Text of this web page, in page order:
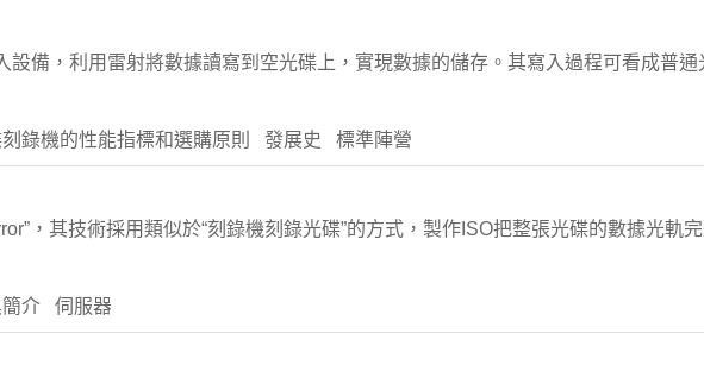
設備，利用雷射將數據讀寫到空光碟上，實現數據的儲存。其寫入過程可看成普
錄機的性能指標和選購原則 發展史 標準陣營
，其技術採用類似於“刻錄機刻錄光碟”的方式，製作ISO把整張光碟的數據光軌
介 伺服器